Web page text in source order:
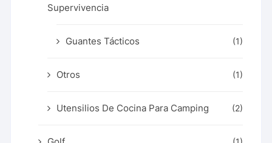
Supervivencia
Guantes Tácticos (1)
Otros (1)
Utensilios De Cocina Para Camping (2)